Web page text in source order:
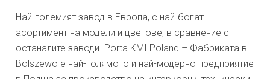
Най-големият завод в Европа, с най-богат
асортимент на модели и цветове, в сравнение с
останалите заводи. Porta KMI Poland – Фабриката в
Bolszewo е най-голямото и най-модерно предприятие